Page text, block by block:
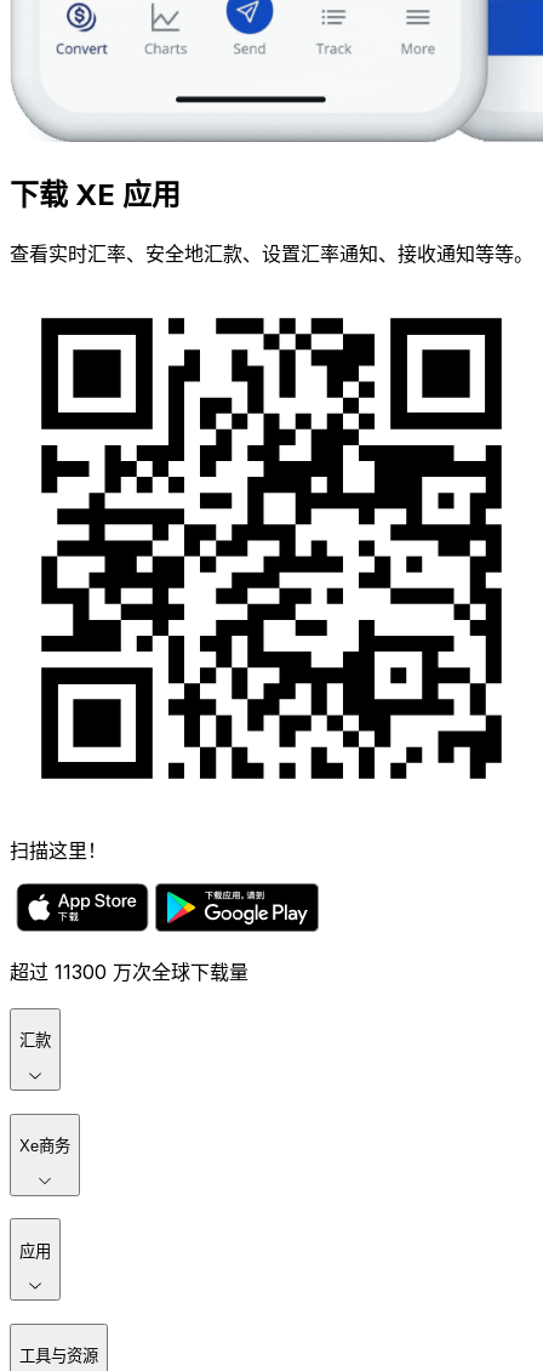
下载 XE 应用
查看实时汇率、安全地汇款、设置汇率通知、接收通知等等。
扫描这里！
超过 11300 万次全球下载量
汇款
Xe商务
应用
工具与资源